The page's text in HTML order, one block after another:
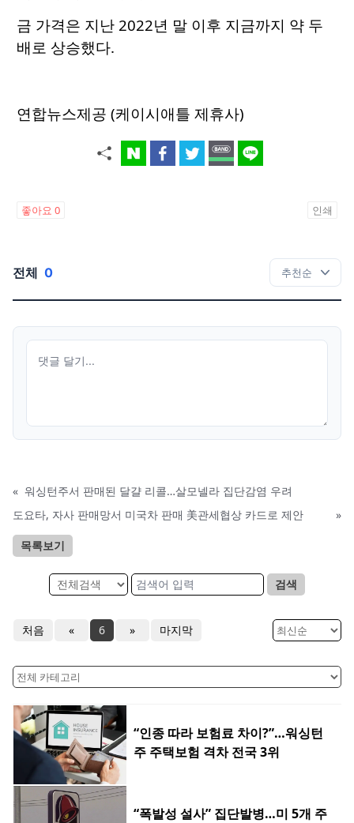
금 가격은 지난 2022년 말 이후 지금까지 약 두
배로 상승했다.
연합뉴스제공 (케이시애틀 제휴사)
좋아요 0 인쇄
전체 0
« 워싱턴주서 판매된 달걀 리콜…살모넬라 집단감염 우려
도요타, 자사 판매망서 미국차 판매 美관세협상 카드로 제안
»
목록보기
검색
처음 « 6 » 마지막
“인종 따라 보험료 차이?”…워싱턴
주 주택보험 격차 전국 3위
“폭발성 설사” 집단발병…미 5개 주